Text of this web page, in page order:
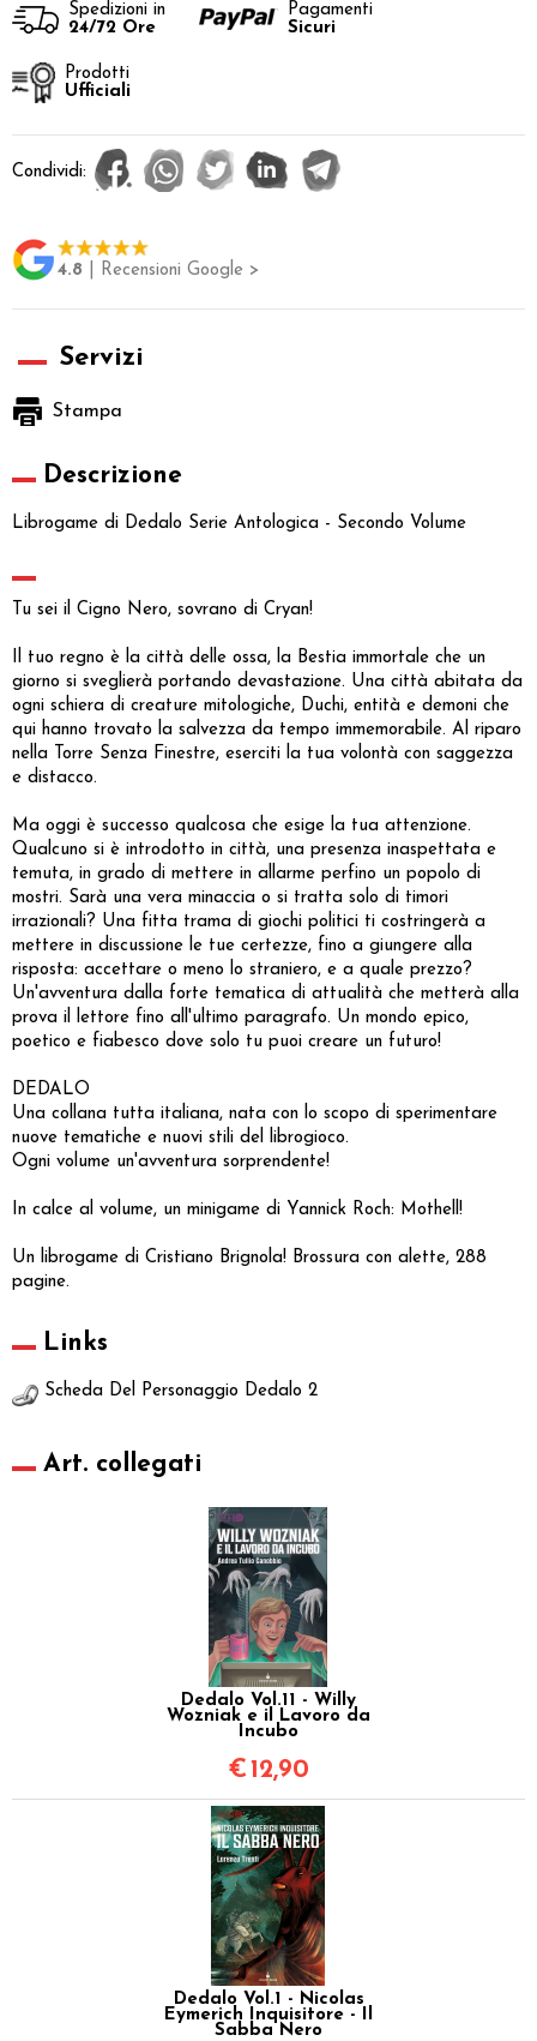
Spedizioni in
24/72 Ore
Pagamenti
Sicuri
Prodotti
Ufficiali
Condividi:
4.8 | Recensioni Google >
Servizi
Stampa
Descrizione
Librogame di Dedalo Serie Antologica - Secondo Volume
Tu sei il Cigno Nero, sovrano di Cryan!
Il tuo regno è la città delle ossa, la Bestia immortale che un
giorno si sveglierà portando devastazione. Una città abitata da
ogni schiera di creature mitologiche, Duchi, entità e demoni che
qui hanno trovato la salvezza da tempo immemorabile. Al riparo
nella Torre Senza Finestre, eserciti la tua volontà con saggezza
e distacco.
Ma oggi è successo qualcosa che esige la tua attenzione.
Qualcuno si è introdotto in città, una presenza inaspettata e
temuta, in grado di mettere in allarme perfino un popolo di
mostri. Sarà una vera minaccia o si tratta solo di timori
irrazionali? Una fitta trama di giochi politici ti costringerà a
mettere in discussione le tue certezze, fino a giungere alla
risposta: accettare o meno lo straniero, e a quale prezzo?
Un'avventura dalla forte tematica di attualità che metterà alla
prova il lettore fino all'ultimo paragrafo. Un mondo epico,
poetico e fiabesco dove solo tu puoi creare un futuro!
DEDALO
Una collana tutta italiana, nata con lo scopo di sperimentare
nuove tematiche e nuovi stili del librogioco.
Ogni volume un'avventura sorprendente!
In calce al volume, un minigame di Yannick Roch: Mothell!
Un librogame di Cristiano Brignola! Brossura con alette, 288
pagine.
Links
Scheda Del Personaggio Dedalo 2
Art. collegati
Dedalo Vol.11 - Willy
Wozniak e il Lavoro da
Incubo
€ 12,90
Dedalo Vol.1 - Nicolas
Eymerich Inquisitore - Il
Sabba Nero